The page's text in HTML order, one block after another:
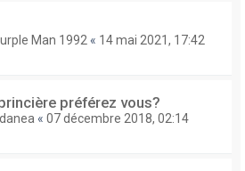
Man 1992 « 14 mai 2021, 17:42
préférez vous?
« 07 décembre 2018, 02:14